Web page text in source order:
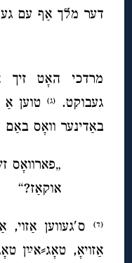
דער מלך אַף עם
מרדכי האָט זיך
געבוקט.(ג) טוען
באַדינער וואָס
„פארוואָס
אוקאַז?“
(ד)
ס′געווען
אַזויאָ, טאָג⸗אײַן